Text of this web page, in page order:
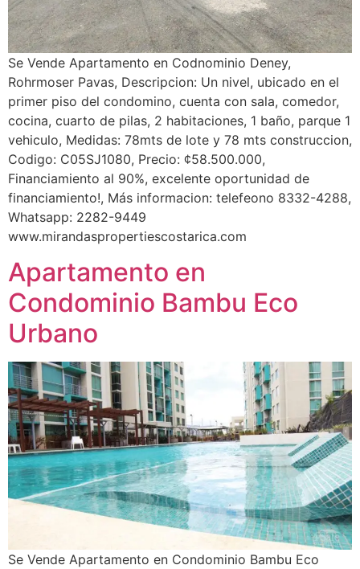
Se Vende Apartamento en Codnominio Deney,
Rohrmoser Pavas, Descripcion: Un nivel, ubicado en el
primer piso del condomino, cuenta con sala, comedor,
cocina, cuarto de pilas, 2 habitaciones, 1 baño, parque 1
vehiculo, Medidas: 78mts de lote y 78 mts construccion,
Codigo: C05SJ1080, Precio: ¢58.500.000,
Financiamiento al 90%, excelente oportunidad de
financiamiento!, Más informacion: telefeono 8332-4288,
Whatsapp: 2282-9449
www.mirandaspropertiescostarica.com
Apartamento en
Condominio Bambu Eco
Urbano
Se Vende Apartamento en Condominio Bambu Eco